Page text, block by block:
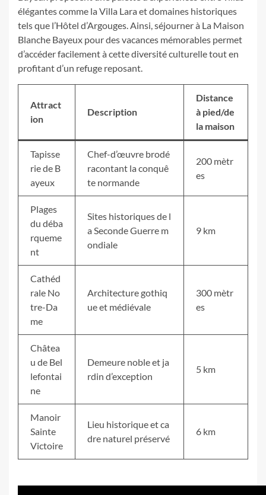
élégantes comme la Villa Lara et domaines historiques
tels que l’Hôtel d’Argouges. Ainsi, séjourner à La Maison
Blanche Bayeux pour des vacances mémorables permet
d’accéder facilement à cette diversité culturelle tout en
profitant d’un refuge reposant.
Attract
ion
Description
Distance
à pied/de
la maison
Tapisse
rie de B
ayeux
Chef-d’œuvre brodé
racontant la conquê
te normande
200 mètr
es
Plages
du déba
rqueme
nt
Sites historiques de l
a Seconde Guerre m
ondiale
9 km
Cathéd
rale No
tre-Da
me
Architecture gothiq
ue et médiévale
300 mètr
es
Châtea
u de Bel
lefontai
ne
Demeure noble et ja
rdin d’exception
5 km
Manoir
Sainte
Victoire
Lieu historique et ca
dre naturel préservé
6 km